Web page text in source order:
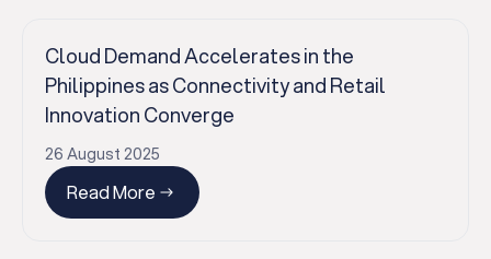
Cloud Demand Accelerates in the
Philippines as Connectivity and Retail
Innovation Converge
26 August 2025
Read More